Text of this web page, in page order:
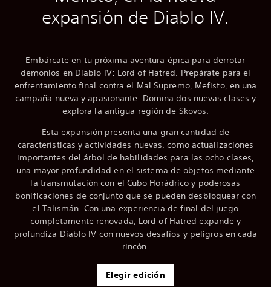
expansión de Diablo IV.
Embárcate en tu próxima aventura épica para derrotar
demonios en Diablo IV: Lord of Hatred. Prepárate para el
enfrentamiento final contra el Mal Supremo, Mefisto, en una
campaña nueva y apasionante. Domina dos nuevas clases y
explora la antigua región de Skovos.
Esta expansión presenta una gran cantidad de
características y actividades nuevas, como actualizaciones
importantes del árbol de habilidades para las ocho clases,
una mayor profundidad en el sistema de objetos mediante
la transmutación con el Cubo Horádrico y poderosas
bonificaciones de conjunto que se pueden desbloquear con
el Talismán. Con una experiencia de final del juego
completamente renovada, Lord of Hatred expande y
profundiza Diablo IV con nuevos desafíos y peligros en cada
rincón.
Elegir edición